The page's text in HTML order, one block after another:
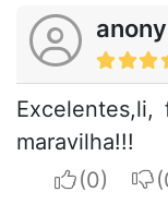
maravilha!!!
I